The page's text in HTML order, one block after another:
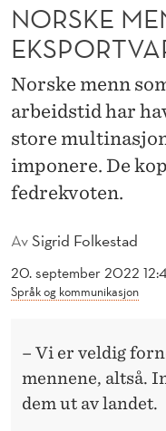
O
M
E
K
S
P
O
R
T
AvSigrid Folkestad
20. september 2022
Språk og kommunikasjon
NORSKE
Norske menn
arbeidstid har
store
imponere. De
fedrekvoten.
– Vi er veldig
mennene, altså.
dem ut av landet.